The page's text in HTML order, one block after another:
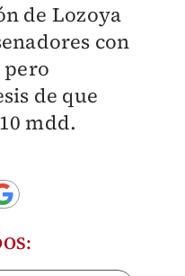
de Lozoya
con
de que
mdd.